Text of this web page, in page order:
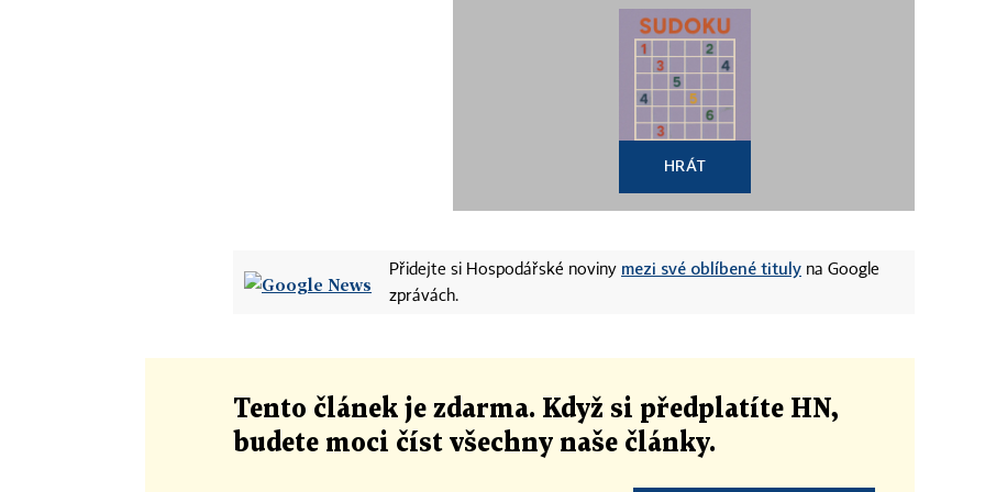
HRÁT
Přidejte si Hospodářské noviny mezi své oblíbené tituly na Google
zprávách.
Tento článek je zdarma. Když si předplatíte HN,
budete moci číst všechny naše články.